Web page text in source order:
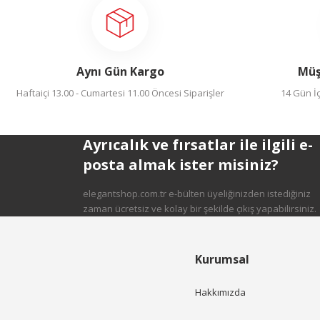
Aynı Gün Kargo
Haftaiçi 13.00 - Cumartesi 11.00 Öncesi Siparişler 14 Gün
Ayrıcalık ve fırsatlar ile ilgili e-
posta almak ister misiniz?
elegantshop.com.tr e-bülten üyeliğinizden istediğiniz
zaman ücretsiz ve kolay bir şekilde çıkış yapabilirsiniz.
Kurumsal
Hakkımızda